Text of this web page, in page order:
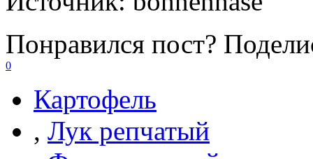
Понравился пост?
0
Картофель
, Лук репчатый